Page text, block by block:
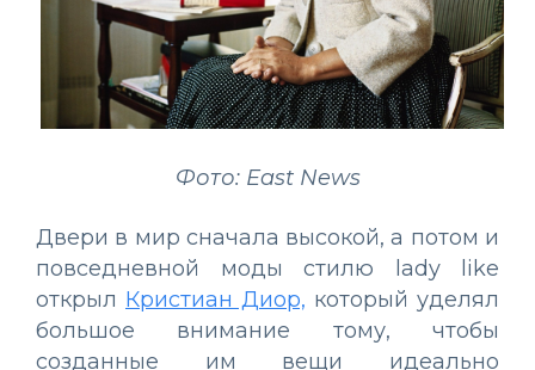
Фото: East News
Двери в мир сначала высокой, а потом и
повседневной моды стилю lady like
открыл Кристиан Диор, который уделял
большое внимание тому, чтобы
созданные им вещи идеально